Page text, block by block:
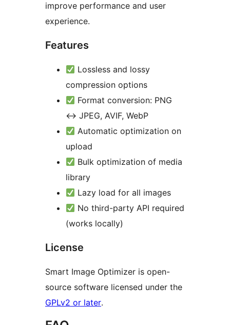
improve performance and user
experience.
Features
Lossless and lossy
compression options
Format conversion: PNG
↔ JPEG, AVIF, WebP
Automatic optimization on
upload
Bulk optimization of media
library
Lazy load for all images
No third-party API required
(works locally)
License
Smart Image Optimizer is open-
source software licensed under the
GPLv2 or later.